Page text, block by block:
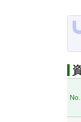
No.